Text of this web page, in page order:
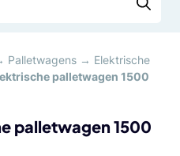
Palletwagens → Elektrische
palletwagen 1500
palletwagen 1500